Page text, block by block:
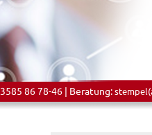
86 78-46 | Beratung: